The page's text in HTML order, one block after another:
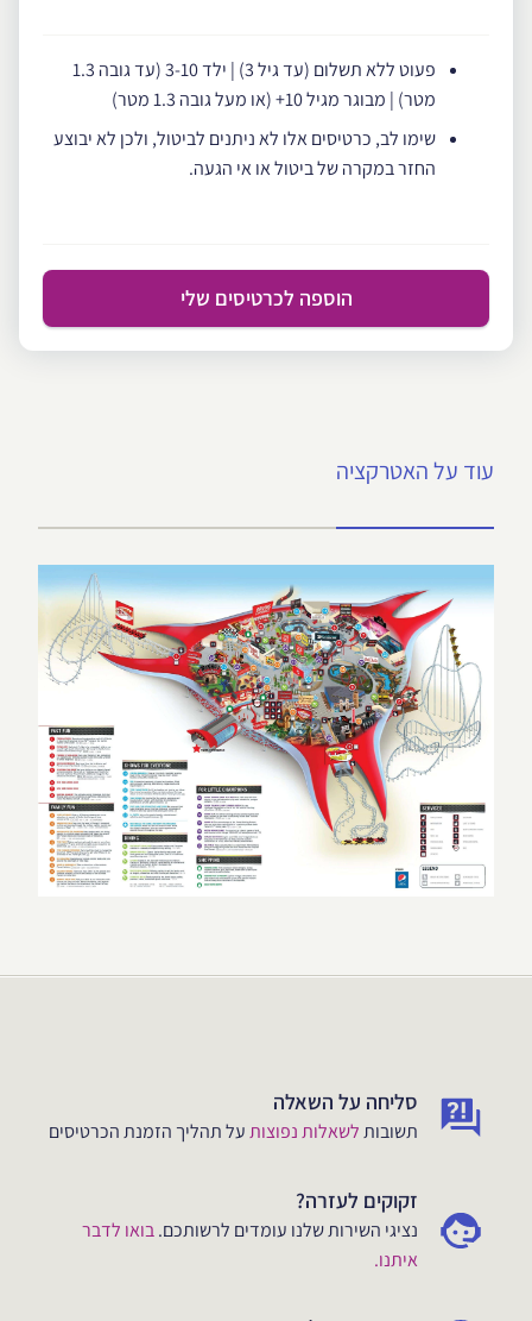
פעוט ללא תשלום (עד גיל 3) | ילד 3-10 (עד גובה 1.3
מטר) | מבוגר מגיל 10+ (או מעל גובה 1.3 מטר)
שימו לב, כרטיסים אלו לא ניתנים לביטול, ולכן לא יבוצע
החזר במקרה של ביטול או אי הגעה.
הוספה לכרטיסים שלי
עוד על האטרקציה
סליחה על השאלה
תשובותלשאלות נפוצותעל תהליך הזמנת הכרטיסים
זקוקים לעזרה?
נציגי השירות שלנו עומדים לרשותכם.בואו לדבר
איתנו.